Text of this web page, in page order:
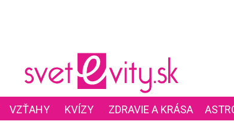
VZŤAHY KVÍZY ZDRAVIE A KRÁSA